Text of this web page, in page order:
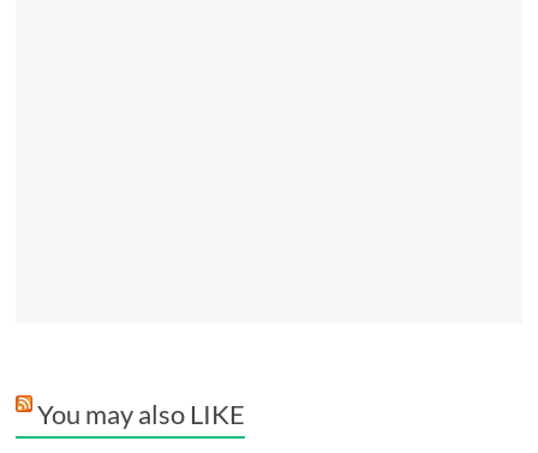
You may also LIKE